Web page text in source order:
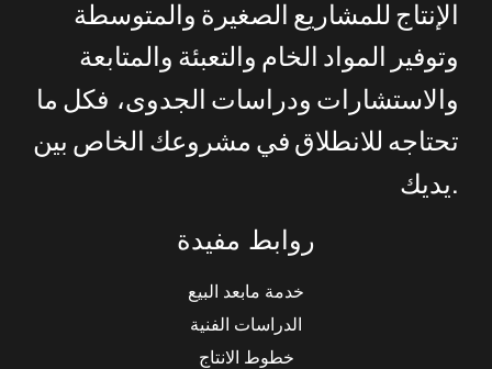
روابط مفيدة
خدمة مابعد البيع
الدراسات الفنية
خطوط الانتاج
الإنتاج للمشاريع الصغيرة والمتوسطة
وتوفير
المواد الخام والتعبئة والمتابعة
والاستشارات ودراسات الجدوى، فكل ما
تحتاجه للانطلاق في مشروعك الخاص بين
يديك.